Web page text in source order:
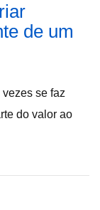
de um
se faz
do valor ao